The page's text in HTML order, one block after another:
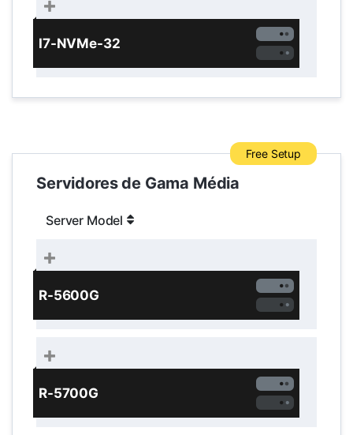
I7-NVMe-32
Servidores de Gama Média
Server Model
R-5600G
R-5700G
Free Setup